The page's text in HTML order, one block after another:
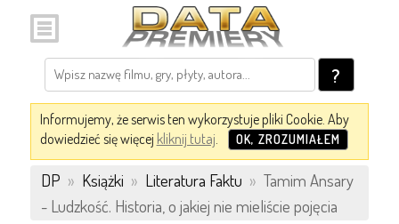
?
Informujemy, że serwis ten wykorzystuje pliki Cookie. Aby
dowiedzieć się więcej kliknij tutaj. OK, ZROZUMIAŁEM
DP » Książki » Literatura Faktu » Tamim Ansary
- Ludzkość. Historia, o jakiej nie mieliście pojęcia